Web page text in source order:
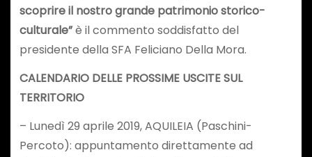
scoprire il nostro grande patrimonio storico-
culturale”è il commento soddisfatto del
presidente della SFA Feliciano Della Mora.
CALENDARIO DELLE PROSSIME USCITE SUL
TERRITORIO
– Lunedì 29 aprile 2019, AQUILEIA (Paschini-
Percoto): appuntamento direttamente ad